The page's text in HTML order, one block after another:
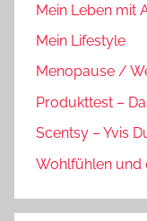
Mein Leben mit
Mein Lifestyle
Menopause /
Produkttest –
Scentsy – Yvis
Wohlfühlen und